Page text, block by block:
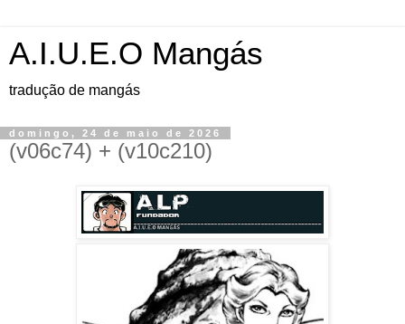
A.I.U.E.O Mangás
tradução de mangás
domingo, 24 de maio de 2026
(v06c74) + (v10c210)